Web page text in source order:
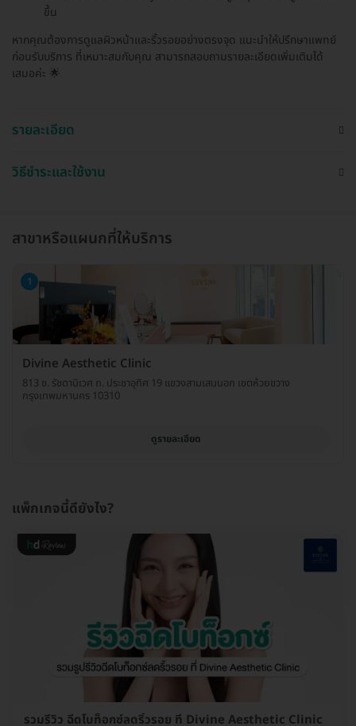
ขึ้น
หากคุณต้องการดูแลผิวหน้าและริ้วรอยอย่างตรงจุด แนะนำให้ปรึกษาแพทย์
ก่อนรับบริการ ที่เหมาะสมกับคุณ สามารถสอบถามรายละเอียดเพิ่มเติมได้
เสมอค่ะ 🌟
รายละเอียด
วิธีชำระและใช้งาน
สาขาหรือแผนกที่ให้บริการ
1
Divine Aesthetic Clinic
813 ซ. รัชดานิเวศ ถ. ประชาอุทิศ 19 แขวงสามเสนนอก เขตห้วยขวาง
กรุงเทพมหานคร 10310
ดูรายละเอียด
แพ็กเกจนี้ดียังไง?
รวมรีวิว ฉีดโบท็อกซ์ลดริ้วรอย ที่ Divine Aesthetic Clinic